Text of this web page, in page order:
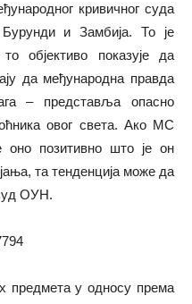
кривичног суда
и Замбија. То је
објективо показује да
да међународна правда
– представља опасно
овог света. Ако МС
позитивно што је он
та тенденција може да
ОУН.
предмета у односу према